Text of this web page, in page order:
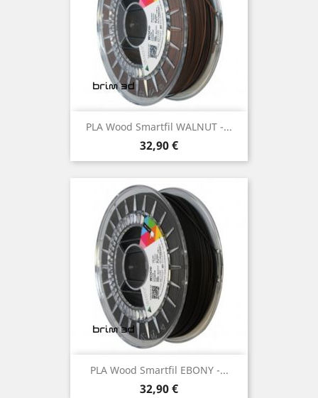
PLA Wood Smartfil WALNUT -...
Preço
32,90 €
PLA Wood Smartfil EBONY -...
Preço
32,90 €